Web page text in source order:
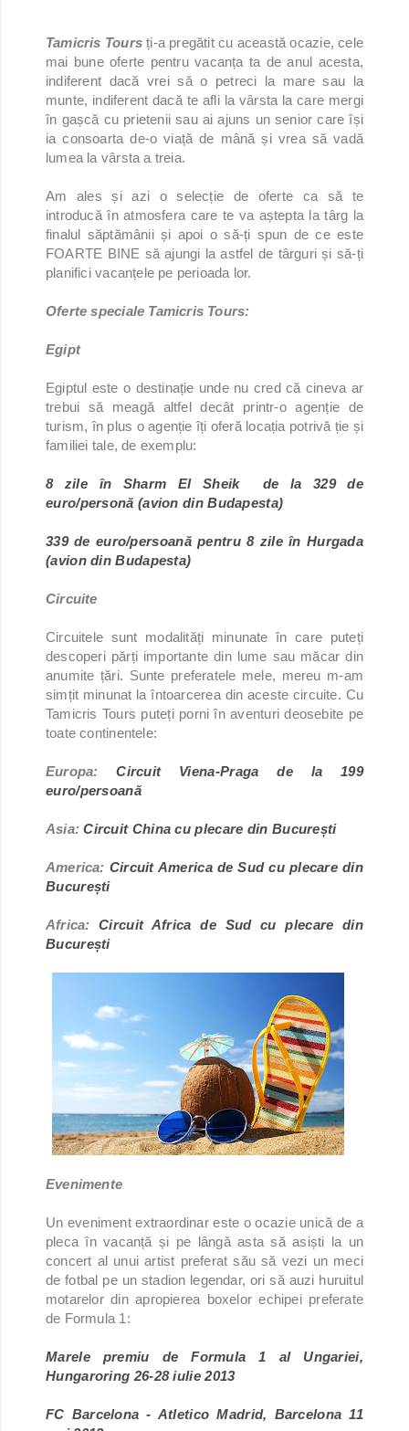
Tamicris Toursți-a pregătit cu această ocazie, cele
mai bune oferte pentru vacanța ta de anul acesta,
indiferent dacă vrei să o petreci la mare sau la
munte, indiferent dacă te afli la vârsta la care mergi
în gașcă cu prietenii sau ai ajuns un senior care își
ia consoarta de-o viață de mână și vrea să vadă
lumea la vârsta a treia.
Am ales și azi o selecție de oferte ca să te
introducă în atmosfera care te va aștepta la târg la
finalul săptămânii și apoi o să-ți spun de ce este
FOARTE BINE să ajungi la astfel de târguri și să-ți
planifici vacanțele pe perioada lor.
Oferte speciale Tamicris Tours:
Egipt
Egiptul este o destinație unde nu cred că cineva ar
trebui să meagă altfel decât printr-o agenție de
turism, în plus o agenție îți oferă locația potrivă ție și
familiei tale, de exemplu:
8 zile în Sharm El Sheik de la 329 de
euro/personă (avion din Budapesta)
339 de euro/persoană pentru 8 zile în Hurgada
(avion din Budapesta)
Circuite
Circuitele sunt modalități minunate în care puteți
descoperi părți importante din lume sau măcar din
anumite țări. Sunte preferatele mele, mereu m-am
simțit minunat la întoarcerea din aceste circuite. Cu
Tamicris Tours puteți porni în aventuri deosebite pe
toate continentele:
Europa:
Circuit Viena-Praga de la 199
euro/persoană
Asia:Circuit China cu plecare din București
America: Circuit America de Sud cu plecare din
București
Africa:Circuit Africa de Sud cu plecare din
București
Evenimente
Un eveniment extraordinar este o ocazie unică de a
pleca în vacanță și pe lângă asta să asiști la un
concert al unui artist preferat său să vezi un meci
de fotbal pe un stadion legendar, ori să auzi huruitul
motarelor din apropierea boxelor echipei preferate
de Formula 1:
Marele premiu de Formula 1 al Ungariei,
Hungaroring 26-28 iulie 2013
FC Barcelona - Atletico Madrid, Barcelona 11